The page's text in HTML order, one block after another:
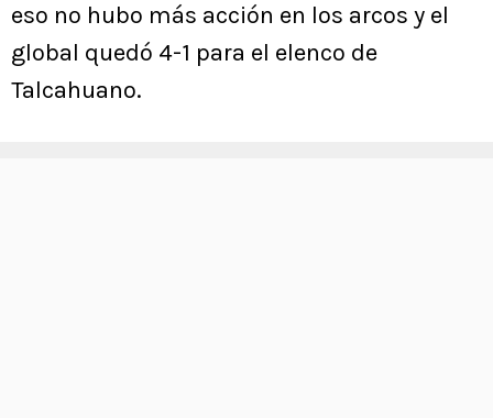
eso no hubo más acción en los arcos y el
global quedó 4-1 para el elenco de
Talcahuano.